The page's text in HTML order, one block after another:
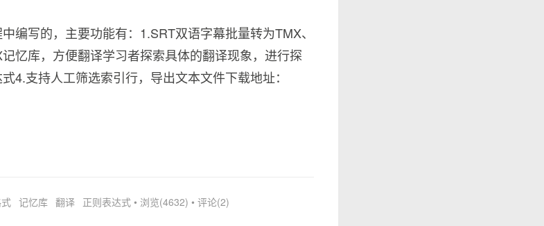
编写的，主要功能有：1.SRT双语字幕批量转为TMX、
忆库，方便翻译学习者探索具体的翻译现象，进行探
4.支持人工筛选索引行，导出文本文件下载地址：
记忆库 翻译 正则表达式 • 浏览(4632) • 评论(2)